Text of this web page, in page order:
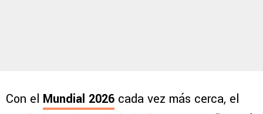
Con el Mundial 2026 cada vez más cerca, el